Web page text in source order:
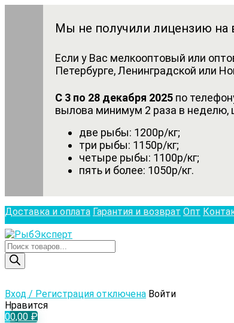
Мы не получили лицензию на
Если у Вас мелкооптовый или
Петербурге, Ленинградской или
С 3 по 28 декабря 2025 по
вылова минимум 2 раза в неделю,
две рыбы: 1200р/кг;
три рыбы: 1150р/кг;
четыре рыбы: 1100р/кг;
пять и более: 1050р/кг.
Доставка и оплата Гарантия и возврат Опт
Поиск
товаров
Вход / Регистрация отключена Войти
Нравится
00,00 ₽